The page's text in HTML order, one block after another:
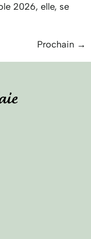
2026, elle, se
Prochain →